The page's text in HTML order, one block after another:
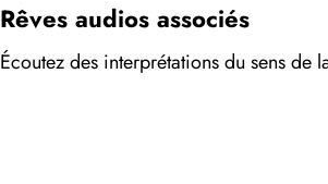
Rêves audios associés
Écoutez des interprétations du sens de